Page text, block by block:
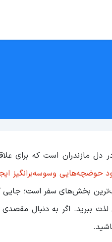
دل مازندران است که برای
حوضچه‌هایی وسوسه‌برانگیز
بخش‌های سفر است؛ جایی
لذت ببرید. اگر به دنبال